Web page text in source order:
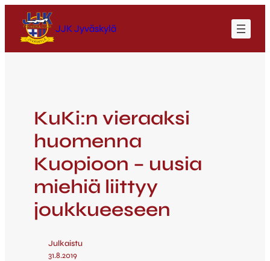
JJK Jyväskylä
KuKi:n vieraaksi
huomenna
Kuopioon – uusia
miehiä liittyy
joukkueeseen
Julkaistu
31.8.2019